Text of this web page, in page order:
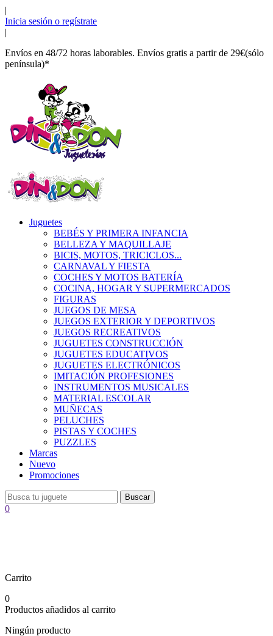
|
Inicia sesión o regístrate
|
Envíos en 48/72 horas laborables. Envíos gratis a partir de 29€(sólo
península)*
Juguetes
BEBÉS Y PRIMERA INFANCIA
BELLEZA Y MAQUILLAJE
BICIS, MOTOS, TRICICLOS...
CARNAVAL Y FIESTA
COCHES Y MOTOS BATERÍA
COCINA, HOGAR Y SUPERMERCADOS
FIGURAS
JUEGOS DE MESA
JUEGOS EXTERIOR Y DEPORTIVOS
JUEGOS RECREATIVOS
JUGUETES CONSTRUCCIÓN
JUGUETES EDUCATIVOS
JUGUETES ELECTRÓNICOS
IMITACIÓN PROFESIONES
INSTRUMENTOS MUSICALES
MATERIAL ESCOLAR
MUÑECAS
PELUCHES
PISTAS Y COCHES
PUZZLES
Marcas
Nuevo
Promociones
Buscar
0
Carrito
0
Productos añadidos al carrito
Ningún producto